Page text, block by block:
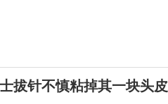
拔针不慎粘掉其一块头皮